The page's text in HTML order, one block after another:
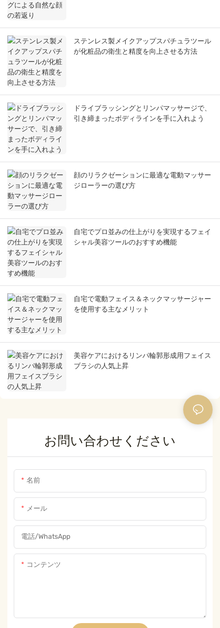
ステンレス製メイクアップスパチュラツール
が化粧品の衛生と精度を向上させる方法
ドライブラッシングとリンパマッサージで、
引き締まったボディラインを手に入れよう
顔のリラクゼーションに最適な電動マッサー
ジローラーの選び方
自宅でプロ並みの仕上がりを実現するフェイ
シャル美容ツールのおすすめ機能
自宅で電動フェイス＆ネックマッサージャー
を使用する主なメリット
美容ケアにおけるリンパ輪郭形成用フェイス
ブラシの人気上昇
お問い合わせください
名前
メール
電話/WhatsApp
コンテンツ